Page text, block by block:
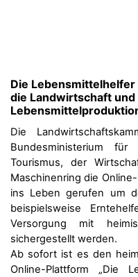
Die
die Landwirtschaft und
Die
Bundesministerium
Tourismus, der
Maschinenring die
ins Leben gerufen um
beispielsweise
Versorgung mit
sichergestellt werden.
Ab sofort ist es den
Online-Plattform „Die